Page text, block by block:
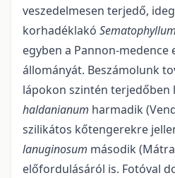
veszedelmesen terjedő,
korhadéklakó
egyben a Pannon-medence
állományát. Beszámolunk
lápokon szintén terjedőben
haldanianum harmadik
szilikátos kőten­gerekre
lanuginosum második
előfordulásáról is. Fotóval